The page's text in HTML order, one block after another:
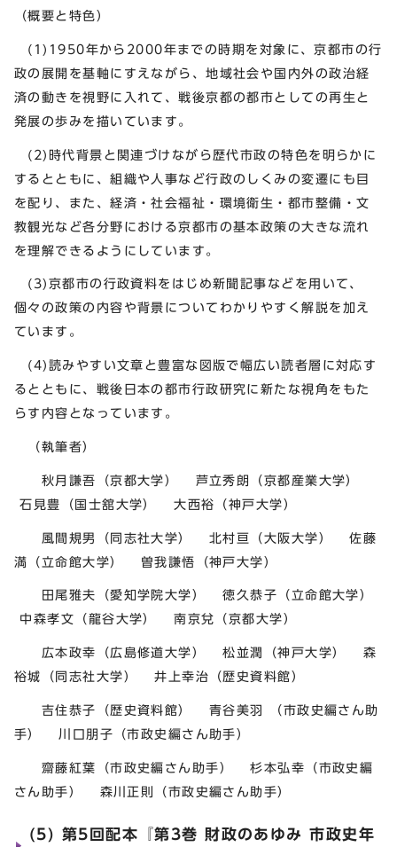
（概要と特色）
(1)1950年から2000年までの時期を対象に、京都市の行
政の展開を基軸にすえながら、地域社会や国内外の政治経
済の動きを視野に入れて、戦後京都の都市としての再生と
発展の歩みを描いています。
(2)時代背景と関連づけながら歴代市政の特色を明らかに
するとともに、組織や人事など行政のしくみの変遷にも目
を配り、また、経済・社会福祉・環境衛生・都市整備・文
教観光など各分野における京都市の基本政策の大きな流れ
を理解できるようにしています。
(3)京都市の行政資料をはじめ新聞記事などを用いて、
個々の政策の内容や背景についてわかりやすく解説を加え
ています。
(4)読みやすい文章と豊富な図版で幅広い読者層に対応す
るとともに、戦後日本の都市行政研究に新たな視角をもた
らす内容となっています。
（執筆者）
秋月謙吾（京都大学） 芦立秀朗（京都産業大学）
石見豊（国士舘大学） 大西裕（神戸大学）
風間規男（同志社大学） 北村亘（大阪大学） 佐藤
満（立命館大学） 曽我謙悟（神戸大学）
田尾雅夫（愛知学院大学） 徳久恭子（立命館大学）
中森孝文（龍谷大学） 南京兌（京都大学）
広本政幸（広島修道大学） 松並潤（神戸大学） 森
裕城（同志社大学） 井上幸治（歴史資料館）
吉住恭子（歴史資料館） 青谷美羽 （市政史編さん助
手） 川口朋子（市政史編さん助手）
齋藤紅葉（市政史編さん助手） 杉本弘幸（市政史編
さん助手） 森川正則（市政史編さん助手）
(5) 第5回配本『第3巻 財政のあゆみ 市政史年